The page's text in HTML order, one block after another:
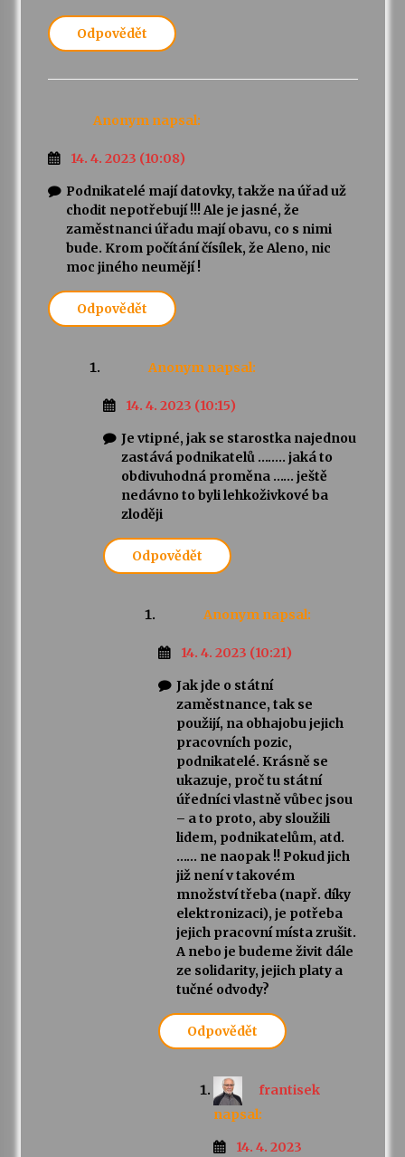
Odpovědět
Anonym napsal:
14. 4. 2023 (10:08)
Podnikatelé mají datovky, takže na úřad už
chodit nepotřebují !!! Ale je jasné, že
zaměstnanci úřadu mají obavu, co s nimi
bude. Krom počítání čísílek, že Aleno, nic
moc jiného neumějí !
Odpovědět
Anonym napsal:
14. 4. 2023 (10:15)
Je vtipné, jak se starostka najednou
zastává podnikatelů …….. jaká to
obdivuhodná proměna …… ještě
nedávno to byli lehkoživkové ba
zloději
Odpovědět
Anonym napsal:
14. 4. 2023 (10:21)
Jak jde o státní
zaměstnance, tak se
použijí, na obhajobu jejich
pracovních pozic,
podnikatelé. Krásně se
ukazuje, proč tu státní
úředníci vlastně vůbec jsou
– a to proto, aby sloužili
lidem, podnikatelům, atd.
…… ne naopak !! Pokud jich
již není v takovém
množství třeba (např. díky
elektronizaci), je potřeba
jejich pracovní místa zrušit.
A nebo je budeme živit dále
ze solidarity, jejich platy a
tučné odvody?
Odpovědět
frantisek
napsal:
14. 4. 2023